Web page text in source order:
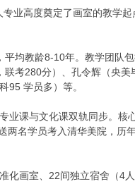
业高度奠定了画室的教学起
均教龄8-10年。教学团队
考280分）、孔令辉（央美
95 学员多）等。
业课与文化课双轨同步。核
名学员考入清华美院，历
化画室、22间独立宿舍（4